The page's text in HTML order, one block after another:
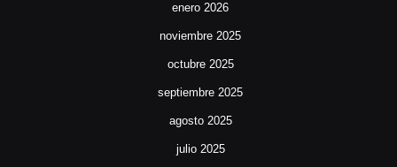
enero 2026
noviembre 2025
octubre 2025
septiembre 2025
agosto 2025
julio 2025